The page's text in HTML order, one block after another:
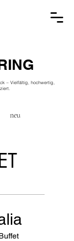
– Vielfältig, hochwertig,
neu